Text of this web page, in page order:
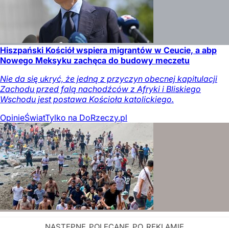
Hiszpański Kościół wspiera migrantów w Ceucie, a abp
Nowego Meksyku zachęca do budowy meczetu
Nie da się ukryć, że jedną z przyczyn obecnej kapitulacji
Zachodu przed falą nachodźców z Afryki i Bliskiego
Wschodu jest postawa Kościoła katolickiego.
OpinieŚwiatTylko na DoRzeczy.pl